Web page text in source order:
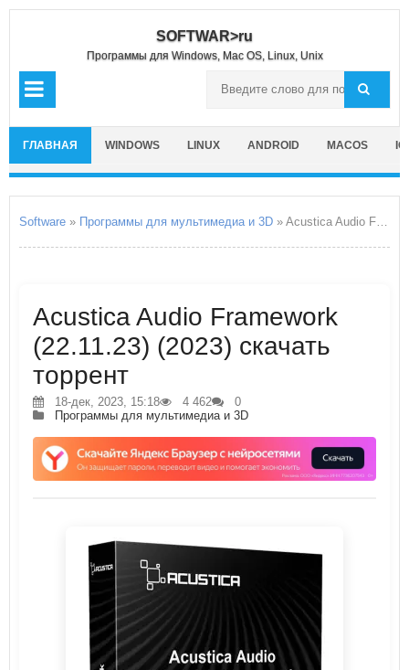
SOFTWAR>ru
Программы для Windows, Mac OS, Linux, Unix
ГЛАВНАЯ WINDOWS LINUX ANDROID MACOS
Software » Программы для мультимедиа и 3D » Acustica Audio Framework
Acustica Audio Framework
(22.11.23) (2023) скачать
торрент
18-дек, 2023, 15:18 4 462
0
Программы для мультимедиа и 3D